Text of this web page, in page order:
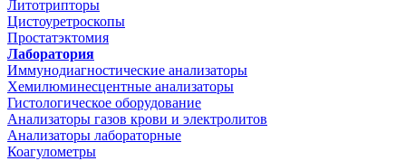
Литотрипторы
Цистоуретроскопы
Простатэктомия
Лаборатория
Иммунодиагностические анализаторы
Хемилюминесцентные анализаторы
Гистологическое оборудование
Анализаторы газов крови и электролитов
Анализаторы лабораторные
Коагулометры